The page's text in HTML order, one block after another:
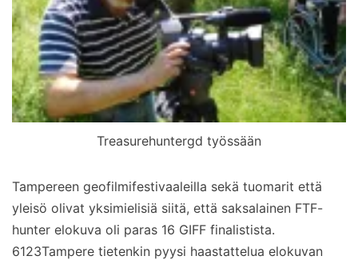
Treasurehuntergd työssään
Tampereen geofilmifestivaaleilla sekä tuomarit että
yleisö olivat yksimielisiä siitä, että saksalainen FTF-
hunter elokuva oli paras 16 GIFF finalistista.
6123Tampere tietenkin pyysi haastattelua elokuvan